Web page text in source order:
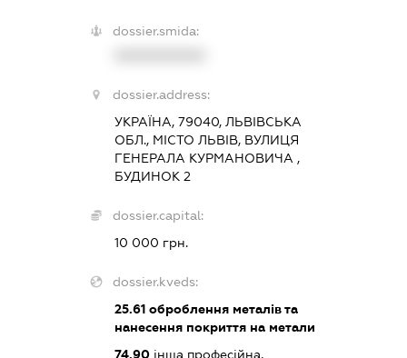
dossier.smida:
dossier.address:
УКРАЇНА, 79040, ЛЬВІВСЬКА
ОБЛ., МІСТО ЛЬВІВ, ВУЛИЦЯ
ГЕНЕРАЛА КУРМАНОВИЧА ,
БУДИНОК 2
dossier.capital:
10 000 грн.
dossier.kveds:
25.61оброблення металів та
нанесення покриття на метали
74.90інша професійна,